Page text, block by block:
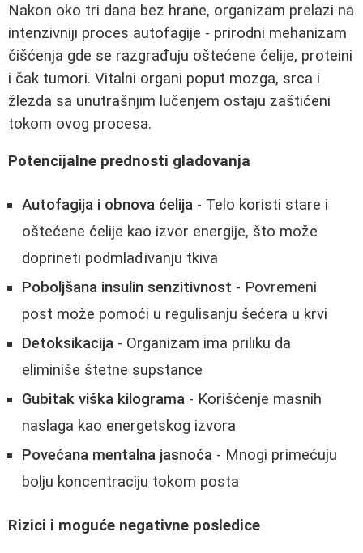
Nakon oko tri dana bez hrane, organizam prelazi na
intenzivniji proces autofagije - prirodni mehanizam
čišćenja gde se razgrađuju oštećene ćelije, proteini
i čak tumori. Vitalni organi poput mozga, srca i
žlezda sa unutrašnjim lučenjem ostaju zaštićeni
tokom ovog procesa.
Potencijalne prednosti gladovanja
Autofagija i obnova ćelija - Telo koristi stare i
oštećene ćelije kao izvor energije, što može
doprineti podmlađivanju tkiva
Poboljšana insulin senzitivnost - Povremeni
post može pomoći u regulisanju šećera u krvi
Detoksikacija - Organizam ima priliku da
eliminiše štetne supstance
Gubitak viška kilograma - Korišćenje masnih
naslaga kao energetskog izvora
Povećana mentalna jasnoća - Mnogi primećuju
bolju koncentraciju tokom posta
Rizici i moguće negativne posledice